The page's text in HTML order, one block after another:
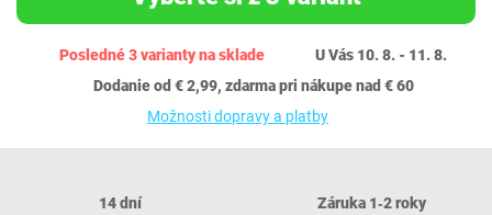
Posledné 3 varianty na sklade
U Vás 10. 8. - 11. 8.
Dodanie od € 2,99, zdarma pri nákupe nad € 60
Možnosti dopravy a platby
14 dní
Záruka 1‐2 roky